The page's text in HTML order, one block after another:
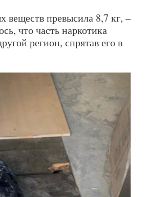
веществ превысила 8,7 кг, –
что часть наркотика
регион, спрятав его в